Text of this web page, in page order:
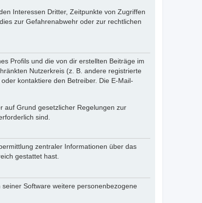
Interessen Dritter, Zeitpunkte von Zugriffen
zur Gefahrenabwehr oder zur rechtlichen
Profils und die von dir erstellten Beiträge im
Nutzerkreis (z. B. andere registrierte
kontaktiere den Betreiber. Die E-Mail-
auf Grund gesetzlicher Regelungen zur
sind.
zentraler Informationen über das
gestattet hast.
Software weitere personenbezogene